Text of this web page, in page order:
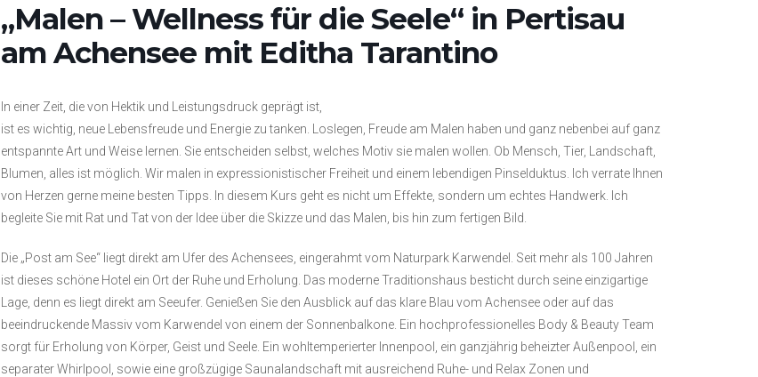
„Malen – Wellness für die Seele“ in Pertisau
am Achensee mit Editha Tarantino
In einer Zeit, die von Hektik und Leistungsdruck geprägt ist,
ist es wichtig, neue Lebensfreude und Energie zu tanken. Loslegen, Freude am Malen haben und ganz nebenbei auf ganz
entspannte Art und Weise lernen. Sie entscheiden selbst, welches Motiv sie malen wollen. Ob Mensch, Tier, Landschaft,
Blumen, alles ist möglich. Wir malen in expressionistischer Freiheit und einem lebendigen Pinselduktus. Ich verrate Ihnen
von Herzen gerne meine besten Tipps. In diesem Kurs geht es nicht um Effekte, sondern um echtes Handwerk. Ich
begleite Sie mit Rat und Tat von der Idee über die Skizze und das Malen, bis hin zum fertigen Bild.
Die „Post am See“ liegt direkt am Ufer des Achensees, eingerahmt vom Naturpark Karwendel. Seit mehr als 100 Jahren
ist dieses schöne Hotel ein Ort der Ruhe und Erholung. Das moderne Traditionshaus besticht durch seine einzigartige
Lage, denn es liegt direkt am Seeufer. Genießen Sie den Ausblick auf das klare Blau vom Achensee oder auf das
beeindruckende Massiv vom Karwendel von einem der Sonnenbalkone. Ein hochprofessionelles Body & Beauty Team
sorgt für Erholung von Körper, Geist und Seele. Ein wohltemperierter Innenpool, ein ganzjährig beheizter Außenpool, ein
separater Whirlpool, sowie eine großzügige Saunalandschaft mit ausreichend Ruhe- und Relax Zonen und